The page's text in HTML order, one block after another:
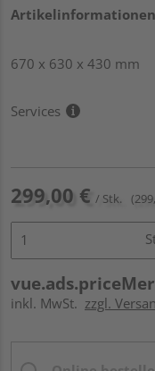
Artikelinformationen
670 x 630 x 430 mm
Services
299,00 € / Stk.
inkl. MwSt. zzgl.